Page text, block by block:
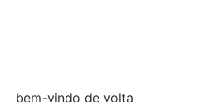
bem-vindo de volta